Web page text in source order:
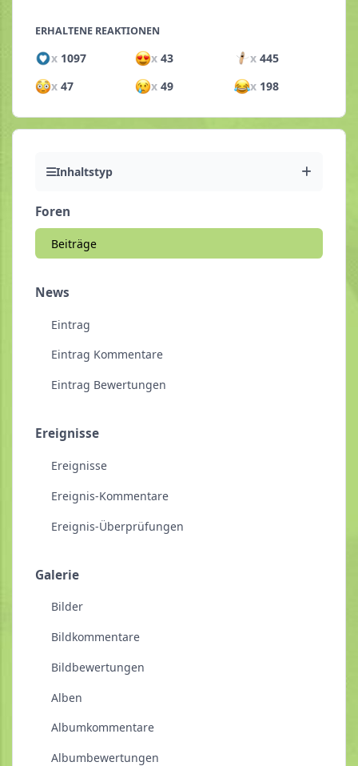
ERHALTENE REAKTIONEN
x 1097 x43 x 445
x 47 x49 x 198
Inhaltstyp
Foren
Beiträge
News
Eintrag
Eintrag Kommentare
Eintrag Bewertungen
Ereignisse
Ereignisse
Ereignis-Kommentare
Ereignis-Überprüfungen
Galerie
Bilder
Bildkommentare
Bildbewertungen
Alben
Albumkommentare
Albumbewertungen